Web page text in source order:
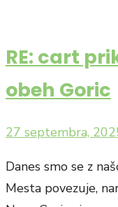
RE: cart
obeh Goric
Posted
27 septembra,
Danes smo se z
Mesta povezuje,